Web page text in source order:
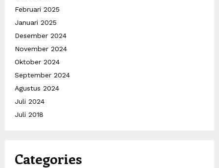
Februari 2025
Januari 2025
Desember 2024
November 2024
Oktober 2024
September 2024
Agustus 2024
Juli 2024
Juli 2018
Categories